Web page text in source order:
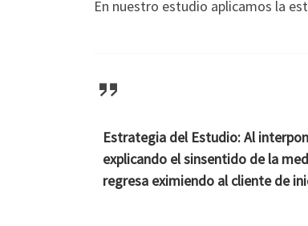
En nuestro estudio aplicamos la
Estrategia del Estudio:Al
explicando elsinsentido de la
regresa eximiendo al cliente de